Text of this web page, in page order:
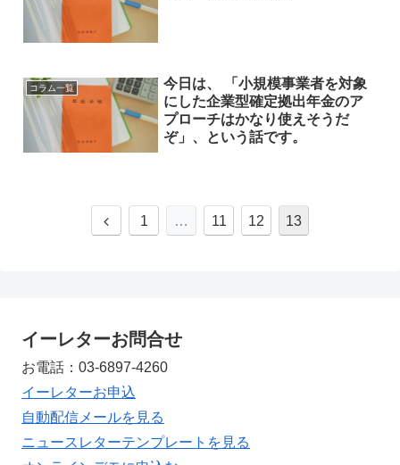
コラム一覧
今日は、 「小規模事業者を対象
にした企業型確定拠出年金のア
プローチはかなり使えそうだ
ぞ」、という話です。
1 … 11 12 13
イーレターお問合せ
お電話：03-6897-4260
イーレターお申込
自動配信メールを見る
ニュースレターテンプレートを見る